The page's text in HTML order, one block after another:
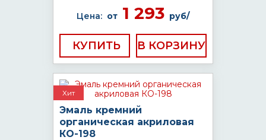
Цена: от 1 293 руб/
КУПИТЬ
Хит
Эмаль кремний
органическая акриловая
КО-198